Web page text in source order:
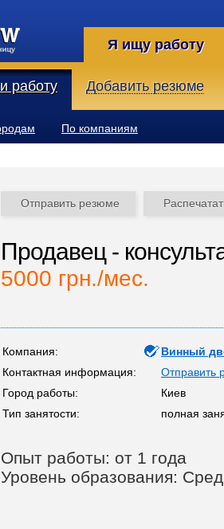
Я ищу работу
работу Добавить резюме
По компаниям
Отправить резюме
Продавец -
5000 грн./мес.
Компания:
Винный
Контактная информация:
Отправить
Город работы:
Киев
Тип занятости:
полная
Опыт работы: от 1 года
Уровень образования: